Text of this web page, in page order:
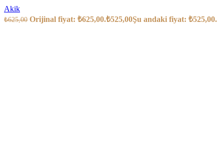
Akik
₺625,00 Orijinal fiyat: ₺625,00.₺525,00Şu andaki fiyat: ₺525,00.